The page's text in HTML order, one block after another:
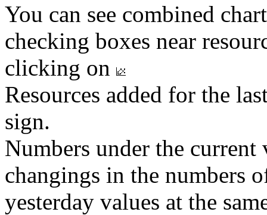
You can see combined
checking boxes near
clicking on
Resources added for the
sign.
Numbers under the
changings in the numbers
yesterday values at the